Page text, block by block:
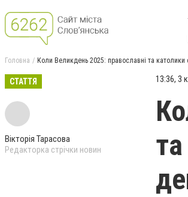
Головна Коли Великдень 2025: православні та католики
СТАТТЯ
Вікторія Тарасова
Редакторка стрічки новин
13:36, 3